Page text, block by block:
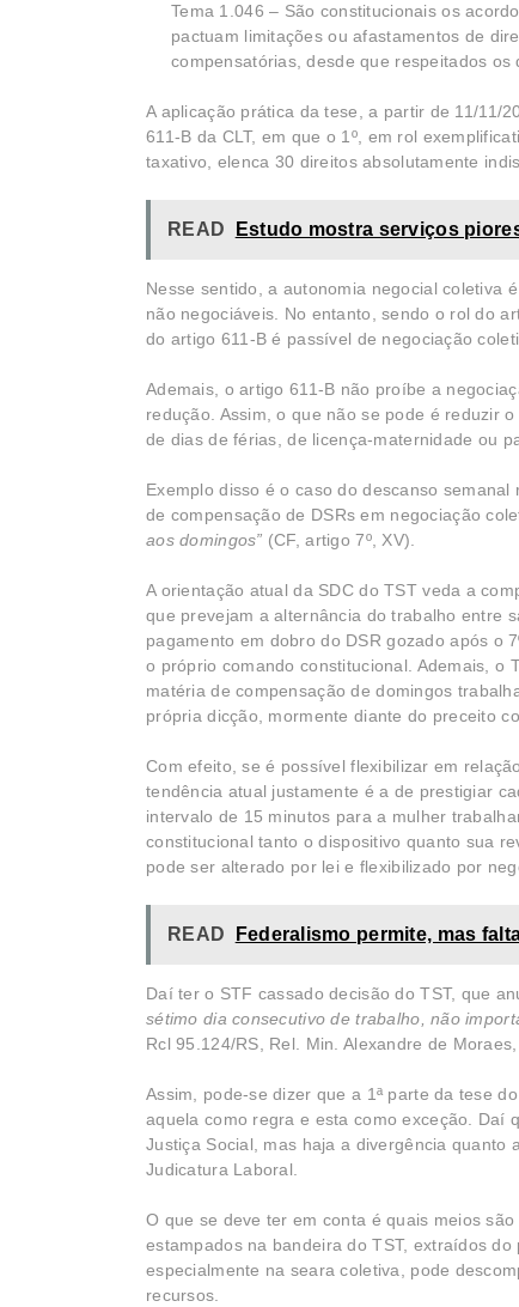
Tema 1.046 – São constitucionais os
pactuam limitações ou afastamentos de
compensatórias, desde que respeitados
A aplicação prática da tese, a partir de 11/11/
611-B da CLT, em que o 1º, em rol
taxativo, elenca 30 direitos absolutamente
READ Estudo mostra serviços
Nesse sentido, a autonomia negocial coletiva
não negociáveis. No entanto, sendo o rol do
do artigo 611-B é passível de negociação
Ademais, o artigo 611-B não proíbe a
redução. Assim, o que não se pode é reduzir
de dias de férias, de licença-maternidade ou
Exemplo disso é o caso do descanso
de compensação de DSRs em negociação
aos domingos” (CF, artigo 7º, XV).
A orientação atual da SDC do TST veda a
que prevejam a alternância do trabalho entre
pagamento em dobro do DSR gozado após o
o próprio comando constitucional. Ademais, o
matéria de compensação de domingos
própria dicção, mormente diante do preceito
Com efeito, se é possível flexibilizar em
tendência atual justamente é a de prestigiar
intervalo de 15 minutos para a mulher
constitucional tanto o dispositivo quanto sua
pode ser alterado por lei e flexibilizado por
READ Federalismo permite, mas
Daí ter o STF cassado decisão do TST, que
sétimo dia consecutivo de trabalho, não
Rcl 95.124/RS, Rel. Min. Alexandre de
Assim, pode-se dizer que a 1ª parte da tese
aquela como regra e esta como exceção. Daí
Justiça Social, mas haja a divergência
Judicatura Laboral.
O que se deve ter em conta é quais meios
estampados na bandeira do TST, extraídos do
especialmente na seara coletiva, pode
recursos.